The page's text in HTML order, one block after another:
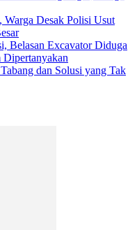
Desak Polisi Usut
Belasan Excavator Diduga
dan Solusi yang Tak